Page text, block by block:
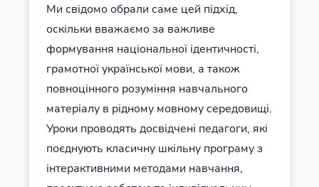
Ми свідомо обрали саме цей підхід,
оскільки вважаємо за важливе
формування національної ідентичності,
грамотної української мови, а також
повноцінного розуміння навчального
матеріалу в рідному мовному середовищі.
Уроки проводять досвідчені педагоги, які
поєднують класичну шкільну програму з
інтерактивними методами навчання,